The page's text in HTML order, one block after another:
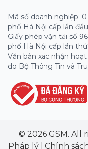
Mã số doanh nghiệp:
phố Hà Nội cấp lần
Giấy phép vận tải số
phố Hà Nội cấp lần
Văn bản xác nhận
do Bộ Thông Tin và
© 2026 GSM. All
Pháp lý| Chính